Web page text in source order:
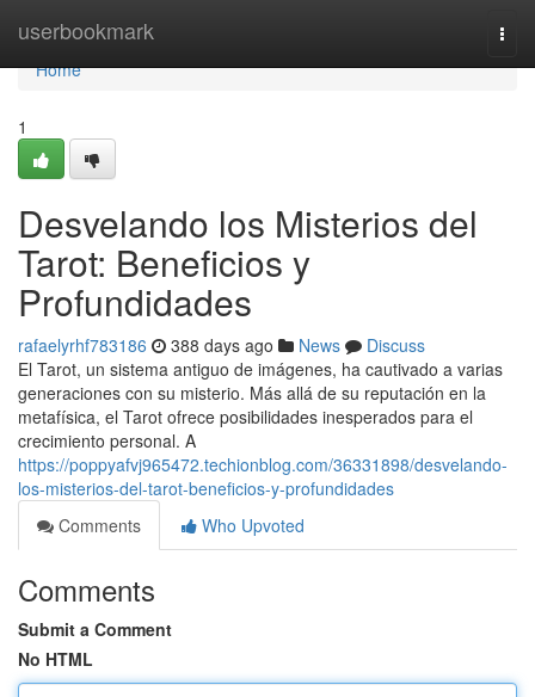
userbookmark
Home
Home
1
Desvelando los Misterios del
Tarot: Beneficios y
Profundidades
rafaelyrhf783186 388 days ago News
Discuss
El Tarot, un sistema antiguo de imágenes, ha cautivado a varias
generaciones con su misterio. Más allá de su reputación en la
metafísica, el Tarot ofrece posibilidades inesperados para el
crecimiento personal. A
https://poppyafvj965472.techionblog.com/36331898/desvelando-
los-misterios-del-tarot-beneficios-y-profundidades
Comments
Who Upvoted
Comments
Submit a Comment
No HTML